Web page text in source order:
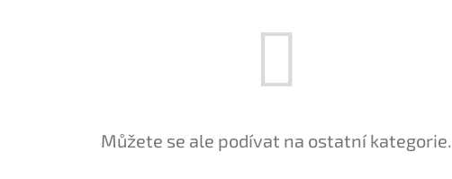
Můžete se ale podívat na ostatní kategorie.